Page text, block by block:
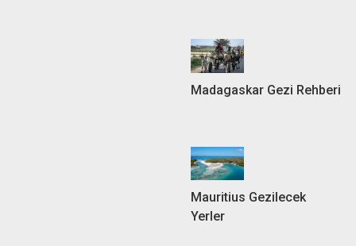
Madagaskar Gezi Rehberi
Mauritius Gezilecek
Yerler